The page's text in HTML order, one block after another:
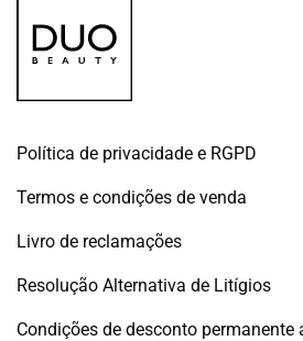
Política de privacidade e RGPD
Termos e condições de venda
Livro de reclamações
Resolução Alternativa de Litígios
Condições de desconto permanente